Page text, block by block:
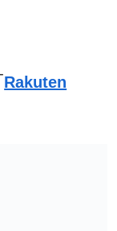
Rakuten